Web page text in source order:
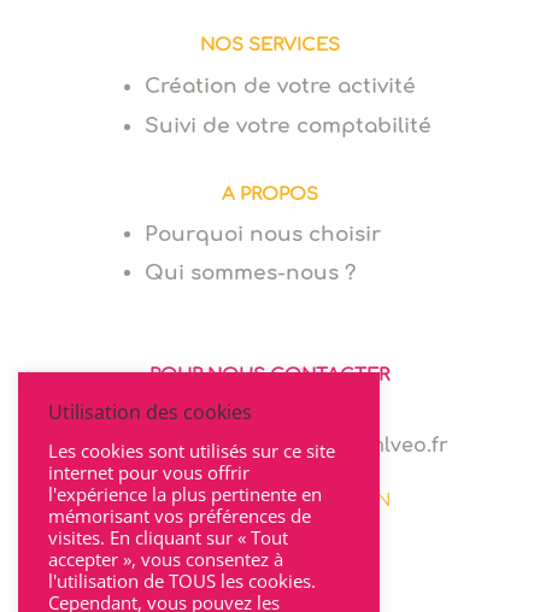
NOS SERVICES
Création de votre activité
Suivi de votre comptabilité
A PROPOS
Pourquoi nous choisir
Qui sommes-nous ?
POUR NOUS CONTACTER
06 64 94 03 68
marie.levionnois@cabinet-mlveo.fr
22 rue Seguin 69002 LYON
Utilisation des cookies
Les cookies sont utilisés sur ce site
internet pour vous offrir
l'expérience la plus pertinente en
mémorisant vos préférences de
visites. En cliquant sur « Tout
accepter », vous consentez à
l'utilisation de TOUS les cookies.
Cependant, vous pouvez les